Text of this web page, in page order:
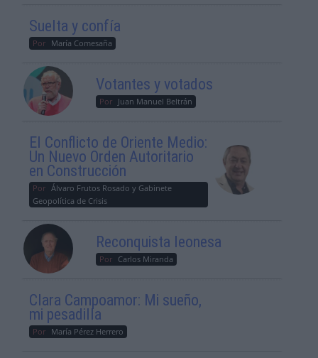
Suelta y confía
Por María Comesaña
Votantes y votados
Por Juan Manuel Beltrán
El Conflicto de Oriente Medio:
Un Nuevo Orden Autoritario
en Construcción
Por Álvaro Frutos Rosado y Gabinete
Geopolítica de Crisis
Reconquista leonesa
Por Carlos Miranda
Clara Campoamor: Mi sueño,
mi pesadilla
Por María Pérez Herrero